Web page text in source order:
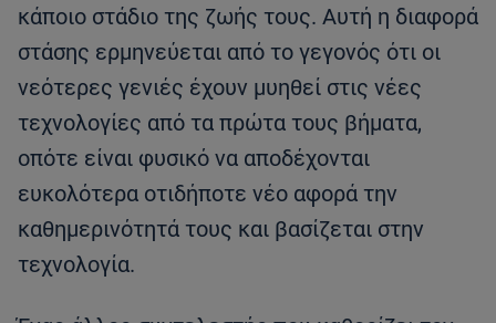
κάποιο στάδιο της ζωής τους. Αυτή η διαφορά
στάσης ερμηνεύεται από το γεγονός ότι οι
νεότερες γενιές έχουν μυηθεί στις νέες
τεχνολογίες από τα πρώτα τους βήματα,
οπότε είναι φυσικό να αποδέχονται
ευκολότερα οτιδήποτε νέο αφορά την
καθημερινότητά τους και βασίζεται στην
τεχνολογία.